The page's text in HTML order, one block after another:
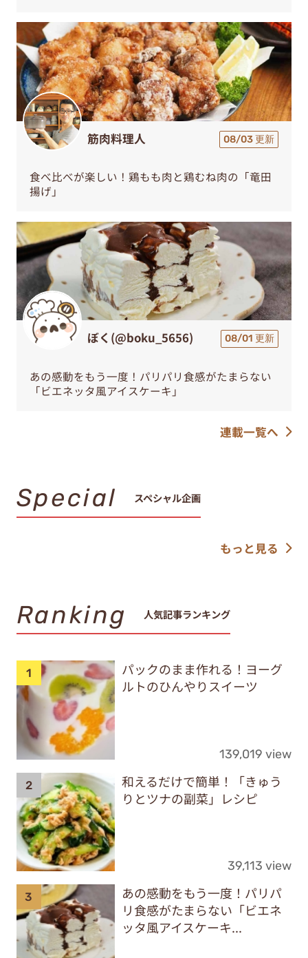
筋肉料理人 08/03 更新
食べ比べが楽しい！鶏もも肉と鶏むね肉の「竜田
揚げ」
ぼく(@boku_5656) 08/01 更新
あの感動をもう一度！パリパリ食感がたまらない
「ビエネッタ風アイスケーキ」
連載一覧へ
Special スペシャル企画
もっと見る
Ranking 人気記事ランキング
パックのまま作れる！ヨーグ
ルトのひんやりスイーツ
139,019 view
和えるだけで簡単！「きゅう
りとツナの副菜」レシピ
39,113 view
あの感動をもう一度！パリパ
リ食感がたまらない「ビエネ
ッタ風アイスケーキ...